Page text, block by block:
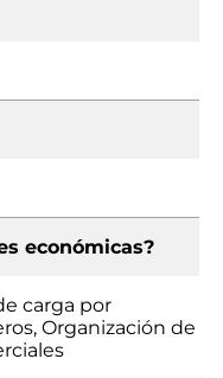
económicas?
carga por
Organización de